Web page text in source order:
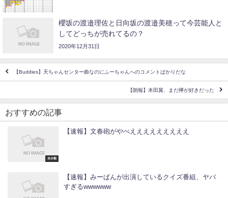
櫻坂の渡邉理佐と日向坂の渡邉美穂って今芸能人と
してどっちが売れてるの？
2020年12月31日
【Buddies】天ちゃんセンター曲なのにふーちゃんへのコメントばかりだな
【朗報】本田翼、まだ欅が好きだった
おすすめの記事
未分類
【速報】文春砲がやべえええええええええ
【速報】みーぱんが出演しているクイズ番組、ヤバ
すぎるwwwwww